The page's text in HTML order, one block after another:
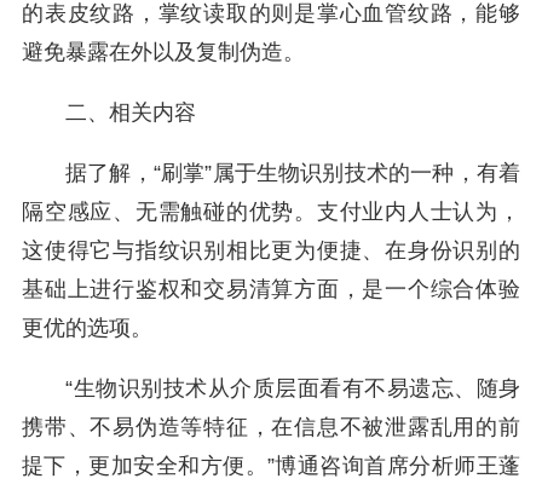
的表皮纹路，掌纹读取的则是掌心血管纹路，能够
避免暴露在外以及复制伪造。
二、相关内容
据了解，“刷掌”属于生物识别技术的一种，有着
隔空感应、无需触碰的优势。支付业内人士认为，
这使得它与指纹识别相比更为便捷、在身份识别的
基础上进行鉴权和交易清算方面，是一个综合体验
更优的选项。
“生物识别技术从介质层面看有不易遗忘、随身
携带、不易伪造等特征，在信息不被泄露乱用的前
提下，更加安全和方便。”博通咨询首席分析师王蓬